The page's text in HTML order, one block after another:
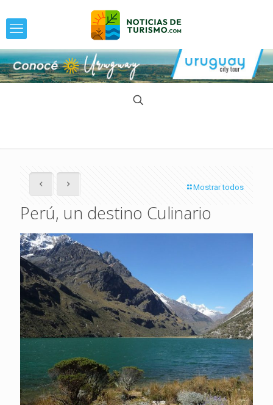
Mostrar todos
Perú, un destino Culinario